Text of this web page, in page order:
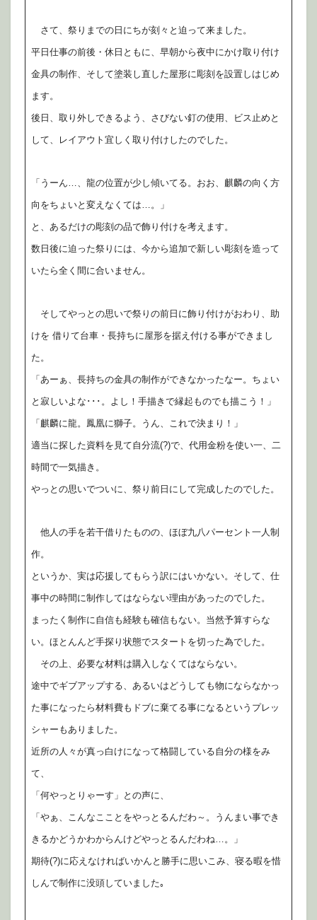
さて、祭りまでの日にちが刻々と迫って来ました。
平日仕事の前後・休日ともに、早朝から夜中にかけ取り付け
金具の制作、そして塗装し直した屋形に彫刻を設置しはじめ
ます。
後日、取り外しできるよう、さびない釘の使用、ビス止めと
して、レイアウト宜しく取り付けしたのでした。
「うーん…、龍の位置が少し傾いてる。おお、麒麟の向く方
向をちょいと変えなくては…。」
と、あるだけの彫刻の品で飾り付けを考えます。
数日後に迫った祭りには、今から追加で新しい彫刻を造って
いたら全く間に合いません。
そしてやっとの思いで祭りの前日に飾り付けがおわり、助
けを 借りて台車・長持ちに屋形を据え付ける事ができまし
た。
「あーぁ、長持ちの金具の制作ができなかったなー。ちょい
と寂しいよな･･･。よし！手描きで縁起ものでも描こう！」
「麒麟に龍。鳳凰に獅子。うん、これで決まり！」
適当に探した資料を見て自分流(?)で、代用金粉を使い一、二
時間で一気描き。
やっとの思いでついに、祭り前日にして完成したのでした。
他人の手を若干借りたものの、ほぼ九八パーセント一人制
作。
というか、実は応援してもらう訳にはいかない。そして、仕
事中の時間に制作してはならない理由があったのでした。
まったく制作に自信も経験も確信もない。当然予算すらな
い。ほとんんど手探り状態でスタートを切った為でした。
その上、必要な材料は購入しなくてはならない。
途中でギブアップする、あるいはどうしても物にならなかっ
た事になったら材料費もドブに棄てる事になるというプレッ
シャーもありました。
近所の人々が真っ白けになって格闘している自分の様をみ
て、
「何やっとりゃーす」との声に、
「やぁ、こんなこことをやっとるんだわ～。うんまい事でき
きるかどうかわからんけどやっとるんだわね…。」
期待(?)に応えなければいかんと勝手に思いこみ、寝る暇を惜
しんで制作に没頭していました｡